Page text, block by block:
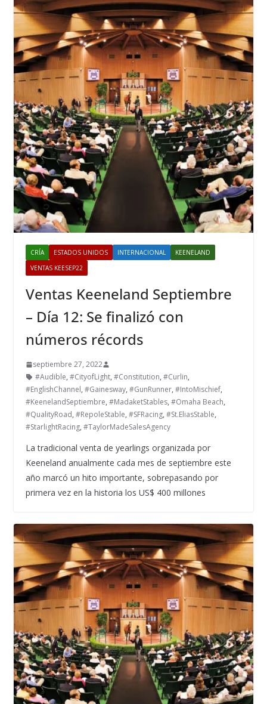
CRÍA ESTADOS UNIDOS INTERNACIONAL
KEENELAND
VENTAS KEESEP22
Ventas Keeneland Septiembre
– Día 12: Se finalizó con
números récords
septiembre 27, 2022
#Audible, #CityofLight, #Constitution, #Curlin,
#EnglishChannel, #Gainesway, #GunRunner, #IntoMischief,
#KeenelandSeptiembre, #MadaketStables, #Omaha Beach,
#QualityRoad, #RepoleStable, #SFRacing, #St.EliasStable,
#StarlightRacing, #TaylorMadeSalesAgency
La tradicional venta de yearlings organizada por
Keeneland anualmente cada mes de septiembre este
año marcó un hito importante, sobrepasando por
primera vez en la historia los US$ 400 millones